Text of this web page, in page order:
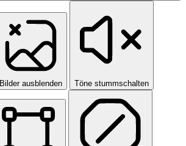
Bilder ausblenden Töne stummschalten